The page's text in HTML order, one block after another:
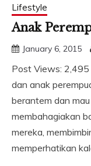
Lifestyle
Anak
January 6, 2015
Post Views: 2,495
dan anak
berantem dan
membahagiakan
mereka,
memperhatikan